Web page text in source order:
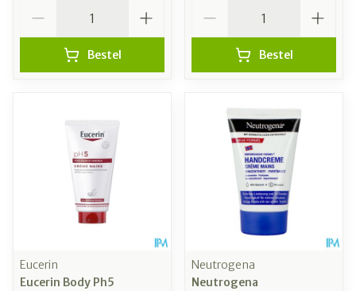
Bestel Bestel
Eucerin
Eucerin Body Ph5
Neutrogena
Neutrogena